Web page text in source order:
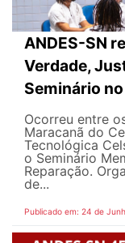
ANDES-SN
Verdade,
Seminário
Ocorreu entre
Maracanã do
Tecnológica
o Seminário
Reparação.
de...
Publicado em: 24 de